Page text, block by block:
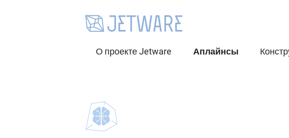
О проекте Jetware Аплайнсы